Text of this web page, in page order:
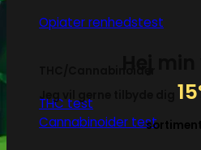
Opiater renhedstest
THC test
Cannabinoider test
Jeg vil gerne tilbyde dig